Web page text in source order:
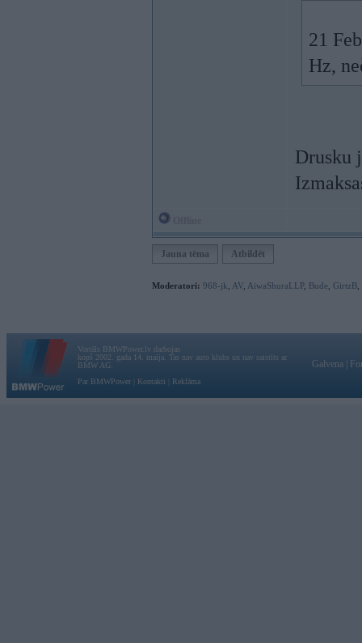
21
Hz,
Drusku
Jauna tēma Atbildēt
Moderatori: 968-jk AV AiwaShuraLLP, Bude GirtzB
Vortāls BMWPower.lv darbojas
kopš 2002. gada 14. maija. Tas nav auto klubs un nav saistīts ar
BMW AG.
Par BMWPower
Kontakti Reklāma
Galvena